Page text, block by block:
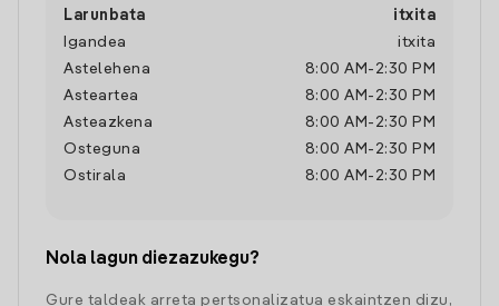
Larunbata
itxita
Igandea
itxita
Astelehena
8:00 AM - 2:30 PM
Asteartea
8:00 AM - 2:30 PM
Asteazkena
8:00 AM - 2:30 PM
Osteguna
8:00 AM - 2:30 PM
Ostirala
8:00 AM - 2:30 PM
Nola lagun diezazukegu?
Gure taldeak arreta pertsonalizatua eskaintzen dizu,